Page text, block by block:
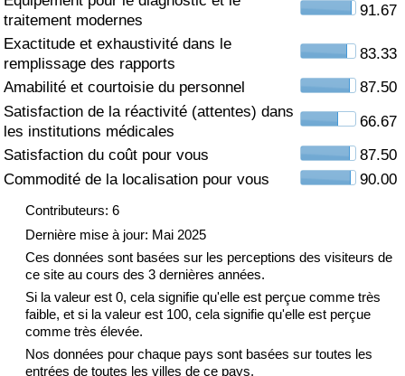
traitement modernes
91.67
Exactitude et exhaustivité dans le
remplissage des rapports
83.33
Amabilité et courtoisie du personnel
87.50
Satisfaction de la réactivité (attentes) dans
les institutions médicales
66.67
Satisfaction du coût pour vous
87.50
Commodité de la localisation pour vous
90.00
Contributeurs: 6
Dernière mise à jour: Mai 2025
Ces données sont basées sur les perceptions des visiteurs de
ce site au cours des 3 dernières années.
Si la valeur est 0, cela signifie qu'elle est perçue comme très
faible, et si la valeur est 100, cela signifie qu'elle est perçue
comme très élevée.
Nos données pour chaque pays sont basées sur toutes les
entrées de toutes les villes de ce pays.
Indice des soins de santé (Actuel)
Indice des soins de santé
Indice des soins de santé par Pays
Pollution
Indice de Pollution (Actuel)
Indice de pollution
Indice de Pollution par Pays
Trafic